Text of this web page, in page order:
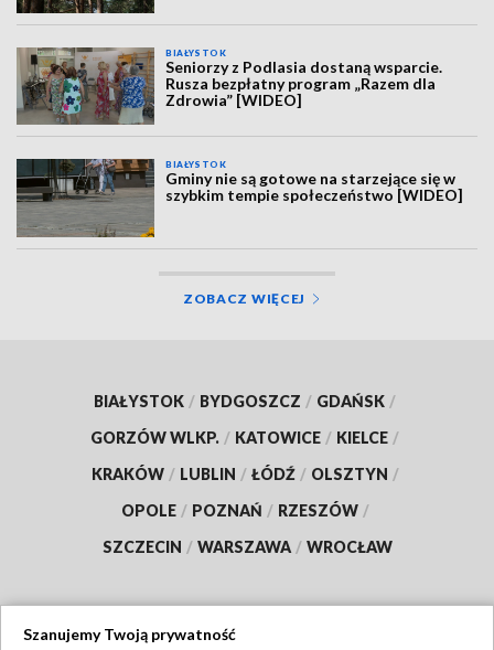
BIAŁYSTOK
Seniorzy z Podlasia dostaną wsparcie.
Rusza bezpłatny program „Razem dla
Zdrowia” [WIDEO]
BIAŁYSTOK
Gminy nie są gotowe na starzejące się w
szybkim tempie społeczeństwo [WIDEO]
ZOBACZ WIĘCEJ
BIAŁYSTOK / BYDGOSZCZ / GDAŃSK /
GORZÓW WLKP. / KATOWICE / KIELCE /
KRAKÓW / LUBLIN / ŁÓDŹ / OLSZTYN /
OPOLE / POZNAŃ / RZESZÓW /
SZCZECIN / WARSZAWA / WROCŁAW
Szanujemy Twoją prywatność